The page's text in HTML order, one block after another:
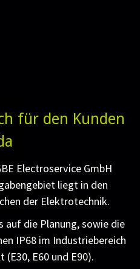
für den Kunden
Electroservice GmbH
liegt in den
der Elektrotechnik.
auf die Planung, sowie die
IP68 im Industriebereich
E60 und E90).